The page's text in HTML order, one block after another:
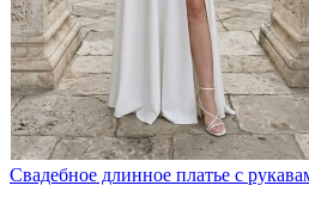
Свадебное длинное платье с